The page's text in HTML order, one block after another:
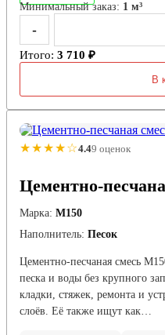
Минимальный заказ: 1 м³
-
Итого: 3 710 ₽
В
★★★★☆4.49 оценок
Цементно-
Марка: М150
Наполнитель: Песок
Цементно-песчаная смесь
песка и воды без крупного
кладки, стяжек, ремонта и
слоёв. Её также ищут как…